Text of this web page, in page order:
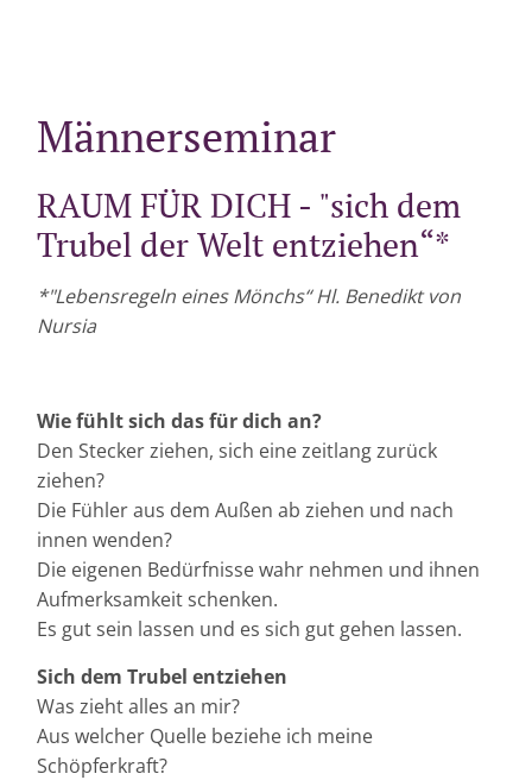
Männerseminar
RAUM FÜR DICH - "sich dem
Trubel der Welt entziehen“*
*"Lebensregeln eines Mönchs“ Hl. Benedikt von
Nursia
Wie fühlt sich das für dich an?
Den Stecker ziehen, sich eine zeitlang zurück
ziehen?
Die Fühler aus dem Außen ab ziehen und nach
innen wenden?
Die eigenen Bedürfnisse wahr nehmen und ihnen
Aufmerksamkeit schenken.
Es gut sein lassen und es sich gut gehen lassen.
Sich dem Trubel entziehen
Was zieht alles an mir?
Aus welcher Quelle beziehe ich meine
Schöpferkraft?